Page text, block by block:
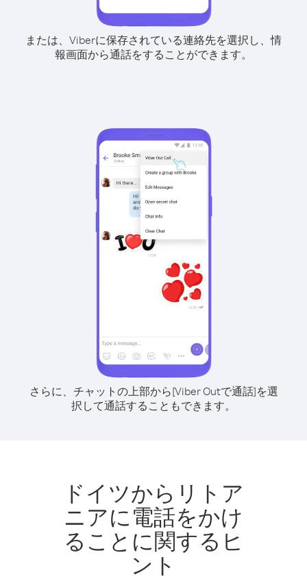
または、Viberに保存されている連絡先を選択し、情
報画面から通話をすることができます。
さらに、チャットの上部から[Viber Outで通話]を選
択して通話することもできます。
ドイツからリトア
ニアに電話をかけ
ることに関するヒ
ント